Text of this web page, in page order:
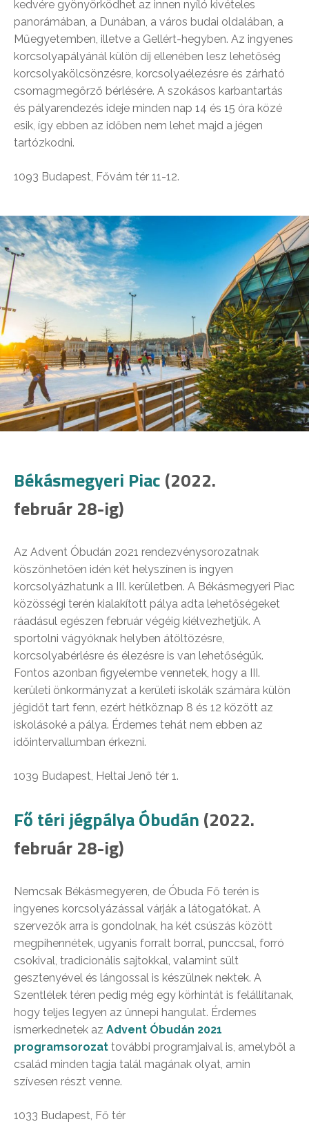
kedvére gyönyörködhet az innen nyíló kivételes
panorámában, a Dunában, a város budai oldalában, a
Műegyetemben, illetve a Gellért-hegyben. Az ingyenes
korcsolyapályánál külön díj ellenében lesz lehetőség
korcsolyakölcsönzésre, korcsolyaélezésre és zárható
csomagmegőrző bérlésére. A szokásos karbantartás
és pályarendezés ideje minden nap 14 és 15 óra közé
esik, így ebben az időben nem lehet majd a jégen
tartózkodni.
1093 Budapest, Fővám tér 11-12.
Békásmegyeri Piac (2022.
február 28-ig)
Az Advent Óbudán 2021 rendezvénysorozatnak
köszönhetően idén két helyszínen is ingyen
korcsolyázhatunk a III. kerületben. A Békásmegyeri Piac
közösségi terén kialakított pálya adta lehetőségeket
ráadásul egészen február végéig kiélvezhetjük. A
sportolni vágyóknak helyben átöltözésre,
korcsolyabérlésre és élezésre is van lehetőségük.
Fontos azonban figyelembe vennetek, hogy a III.
kerületi önkormányzat a kerületi iskolák számára külön
jégidőt tart fenn, ezért hétköznap 8 és 12 között az
iskolásoké a pálya. Érdemes tehát nem ebben az
időintervallumban érkezni.
1039 Budapest, Heltai Jenő tér 1.
Fő téri jégpálya Óbudán (2022.
február 28-ig)
Nemcsak Békásmegyeren, de Óbuda Fő terén is
ingyenes korcsolyázással várják a látogatókat. A
szervezők arra is gondolnak, ha két csúszás között
megpihennétek, ugyanis forralt borral, punccsal, forró
csokival, tradicionális sajtokkal, valamint sült
gesztenyével és lángossal is készülnek nektek. A
Szentlélek téren pedig még egy körhintát is felállítanak,
hogy teljes legyen az ünnepi hangulat. Érdemes
ismerkednetek az Advent Óbudán 2021
programsorozat további programjaival is, amelyből a
család minden tagja talál magának olyat, amin
szívesen részt venne.
1033 Budapest, Fő tér